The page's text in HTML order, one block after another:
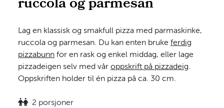
Lag en klassisk og smakfull pizza med parmaskinke,
ruccola og parmesan. Du kan enten bruke ferdig
pizzabunn for en rask og enkel middag, eller lage
pizzadeigen selv med vår oppskrift på pizzadeig.
Oppskriften holder til én pizza på ca. 30 cm.
2 porsjoner